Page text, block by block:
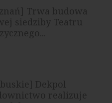
Trwa budowa
siedziby Teatru
Dekpol
realizuje